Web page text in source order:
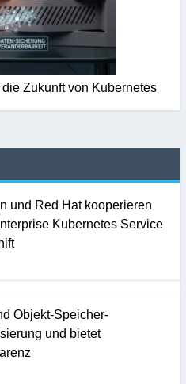
Zukunft von Kubernetes
und Red Hat kooperieren
Kubernetes Service
Objekt-Speicher-
und bietet